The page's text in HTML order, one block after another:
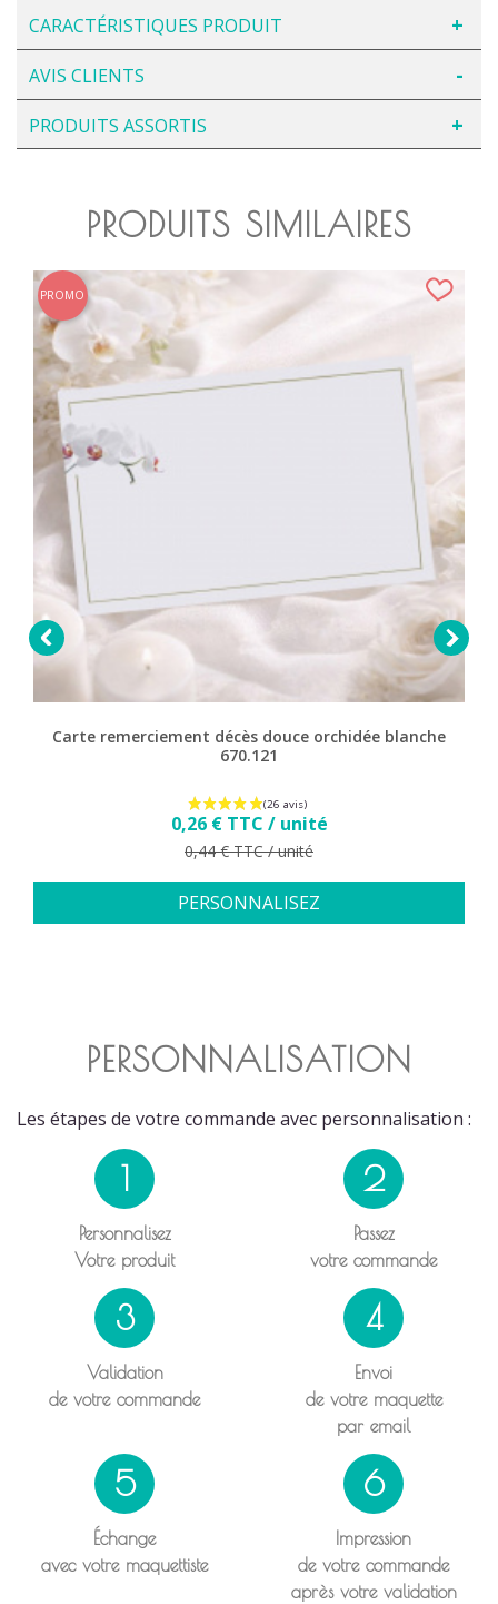
CARACTÉRISTIQUES PRODUIT
AVIS CLIENTS
PRODUITS ASSORTIS
PRODUITS SIMILAIRES

Carte remerciement décès douce orchidée blanche
670.121
Prix
0,26 € TTC / unité
Prix de base
0,44 € TTC / unité
PERSONNALISEZ
PROMO

PERSONNALISATION
Les étapes de votre commande avec personnalisation :
1
Personnalisez
Votre produit
2
Passez
votre commande
3
Validation
de votre commande
4
Envoi
de votre maquette
par email
5
Échange
avec votre maquettiste
6
Impression
de votre commande
après votre validation